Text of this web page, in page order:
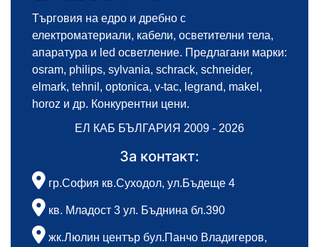
Търговия на едро и дребно с
електроматериали, кабели, осветителни тела,
апаратура и led осветление. Предлагани марки:
osram, philips, sylvania, schrack, schneider,
elmark, tehnil, optonica, v-tac, legrand, makel,
horoz и др. Конкурентни цени.
ЕЛ КАБ БЪЛГАРИЯ 2009 - 2026
За контакт:
гр.София кв.Суходол, ул.Бъдеще 4
кв. Младост 3 ул. Бъднина бл.390
жк.Люлин център бул.Панчо Владигеров,